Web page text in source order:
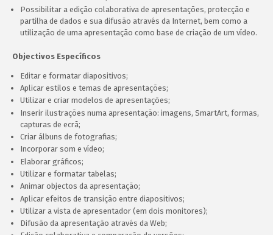
Possibilitar a edição colaborativa de apresentações, protecção e
partilha de dados e sua difusão através da Internet, bem como a
utilização de uma apresentação como base de criação de um vídeo.
Objectivos Específicos
Editar e formatar diapositivos;
Aplicar estilos e temas de apresentações;
Utilizar e criar modelos de apresentações;
Inserir ilustrações numa apresentação: imagens, SmartArt, formas,
capturas de ecrã;
Criar álbuns de fotografias;
Incorporar som e vídeo;
Elaborar gráficos;
Utilizar e formatar tabelas;
Animar objectos da apresentação;
Aplicar efeitos de transição entre diapositivos;
Utilizar a vista de apresentador (em dois monitores);
Difusão da apresentação através da Web;